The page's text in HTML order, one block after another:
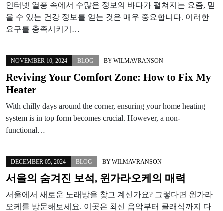
인터넷 열풍 속에서 수많은 정보의 바다가 펼쳐지는 요즘, 믿
을 수 있는 건강 정보를 얻는 것은 매우 중요합니다. 이러한
요구를 충족시키기…
NOVEMBER 10, 2024 BLOG BY WILMAVRANSON
Reviving Your Comfort Zone: How to Fix My
Heater
With chilly days around the corner, ensuring your home heating
system is in top form becomes crucial. However, a non-
functional…
DECEMBER 05, 2024 BLOG BY WILMAVRANSON
서울의 숨겨진 보석, 윈가라오케의 매력
서울에서 새로운 노래방을 찾고 계신가요? 그렇다면 윈가라
오케를 방문해보세요. 이곳은 최신 음악부터 클래식까지 다